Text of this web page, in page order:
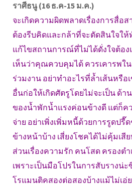
ราศีธนู (16 ธ.ค-15 ม.ค.)
จะเกิดความผิดพลาดเรื่องการสื่อ
ต้องรีบคิดและกล้าที่จะตัดสินใจให้
แก้ไขสถานการณ์ที่ไม่ได้ดั่งใจต้อง
เห็นว่าคุณควบคุมได้ ควรเคารพใ
ร่วมงาน อย่าทำอะไรที่ล้ำเส้นหรื
อื่นก่อให้เกิดศัตรูโดยไม่จะเป็น ด้า
ของน้ำพักน้ำแรงค่อนข้างดี แต่ก็
จ่าย อย่าเพิ่งเพิ่มหนี้ด้วยการรูดปรื๊
ข้างหน้าบ้าง เสี่ยงโชคได้ไม่คุ้มเ
ส่วนเรื่องความรัก คนโสด ครองต
เพราะเป็นมือโปรในการสับรางน่
โรแมนติคสองต่อสองบ้างแม้ไม่เอ่